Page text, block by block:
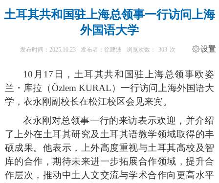
土耳其共和国驻上海总领事一行访问上海
外国语大学
发布时间：2025.10.23 发布者：徐建波 浏览次数： 303 次 设置
10 月 17 日，土耳其共和国驻上海总领事欧姿
兰 ・ 库拉（Özlem KURAL） 一行访问上海外国语大
学， 衣永刚副校长在松江校区会见来宾。
衣永刚对总领事一行的来访表示欢迎，并介绍
了上外在土耳其研究及土耳其语教学领域取得的丰
硕成果。他表示，上外高度重视与土耳其高校及智
库的合作，期待未来进一步拓展合作领域，提升合
作层次，推动中土人文交流与学术合作向更高水平